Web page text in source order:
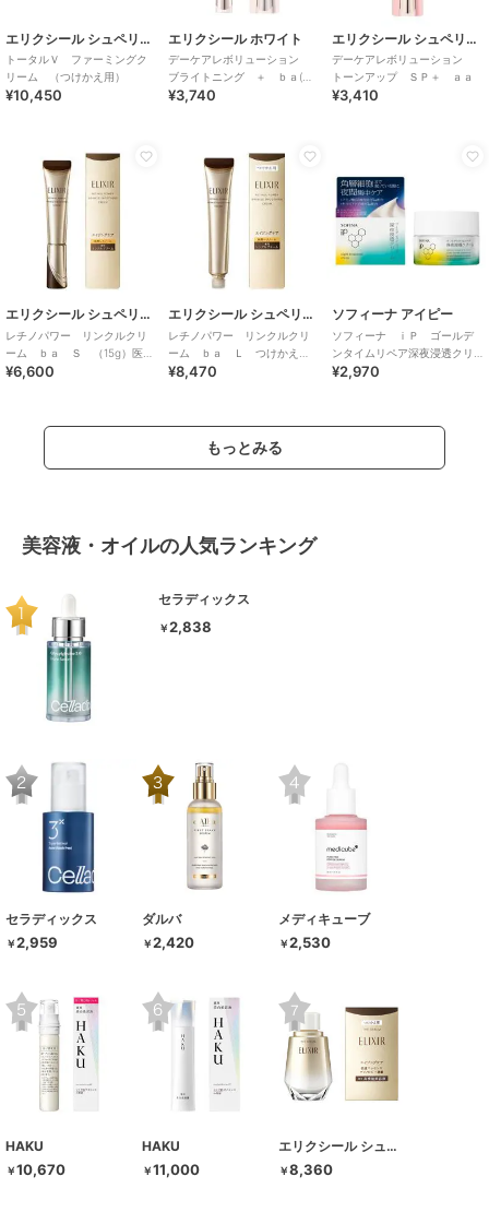
エリクシール シュペリエル
トータルＶ ファーミングク
リーム （つけかえ用）
¥10,450
エリクシール ホワイト
デーケアレボリューション
ブライトニング ＋ ｂａ(医
薬部外品)
¥3,740
エリクシール シュペリエル
デーケアレボリューション
トーンアップ ＳＰ＋ ａａ
¥3,410
エリクシール シュペリエル
レチノパワー リンクルクリ
ーム ｂａ Ｓ （15g）医薬
部外品
¥6,600
エリクシール シュペリエル
レチノパワー リンクルクリ
ーム ｂａ Ｌ つけかえ
用 （レフィル）医薬部外品
¥8,470
ソフィーナ アイピー
ソフィーナ ｉＰ ゴールデ
ンタイムリペア深夜浸透クリ
ーム
¥2,970
もっとみる
美容液・オイルの人気ランキング
セラディックス
￥2,838
セラディックス
￥2,959
ダルバ
￥2,420
メディキューブ
￥2,530
HAKU
￥10,670
HAKU
￥11,000
エリクシール シュペリエル
￥8,360